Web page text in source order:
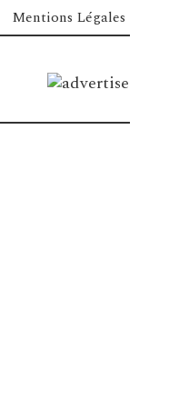
Mentions Légales